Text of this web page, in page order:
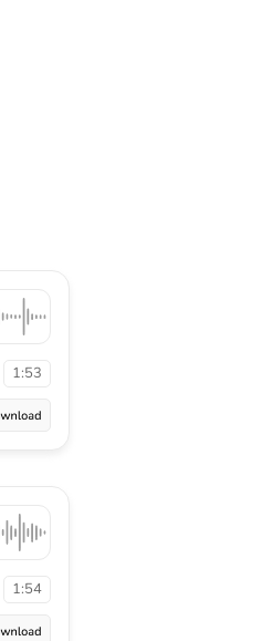
1:53
1:54